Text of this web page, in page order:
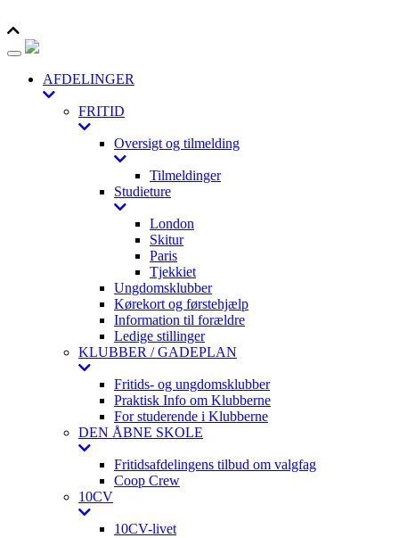
Toggle navigation
AFDELINGER
FRITID
Oversigt og tilmelding
Tilmeldinger
Studieture
London
Skitur
Paris
Tjekkiet
Ungdomsklubber
Kørekort og førstehjælp
Information til forældre
Ledige stillinger
KLUBBER / GADEPLAN
Fritids- og ungdomsklubber
Praktisk Info om Klubberne
For studerende i Klubberne
DEN ÅBNE SKOLE
Fritidsafdelingens tilbud om valgfag
Coop Crew
10CV
10CV-livet